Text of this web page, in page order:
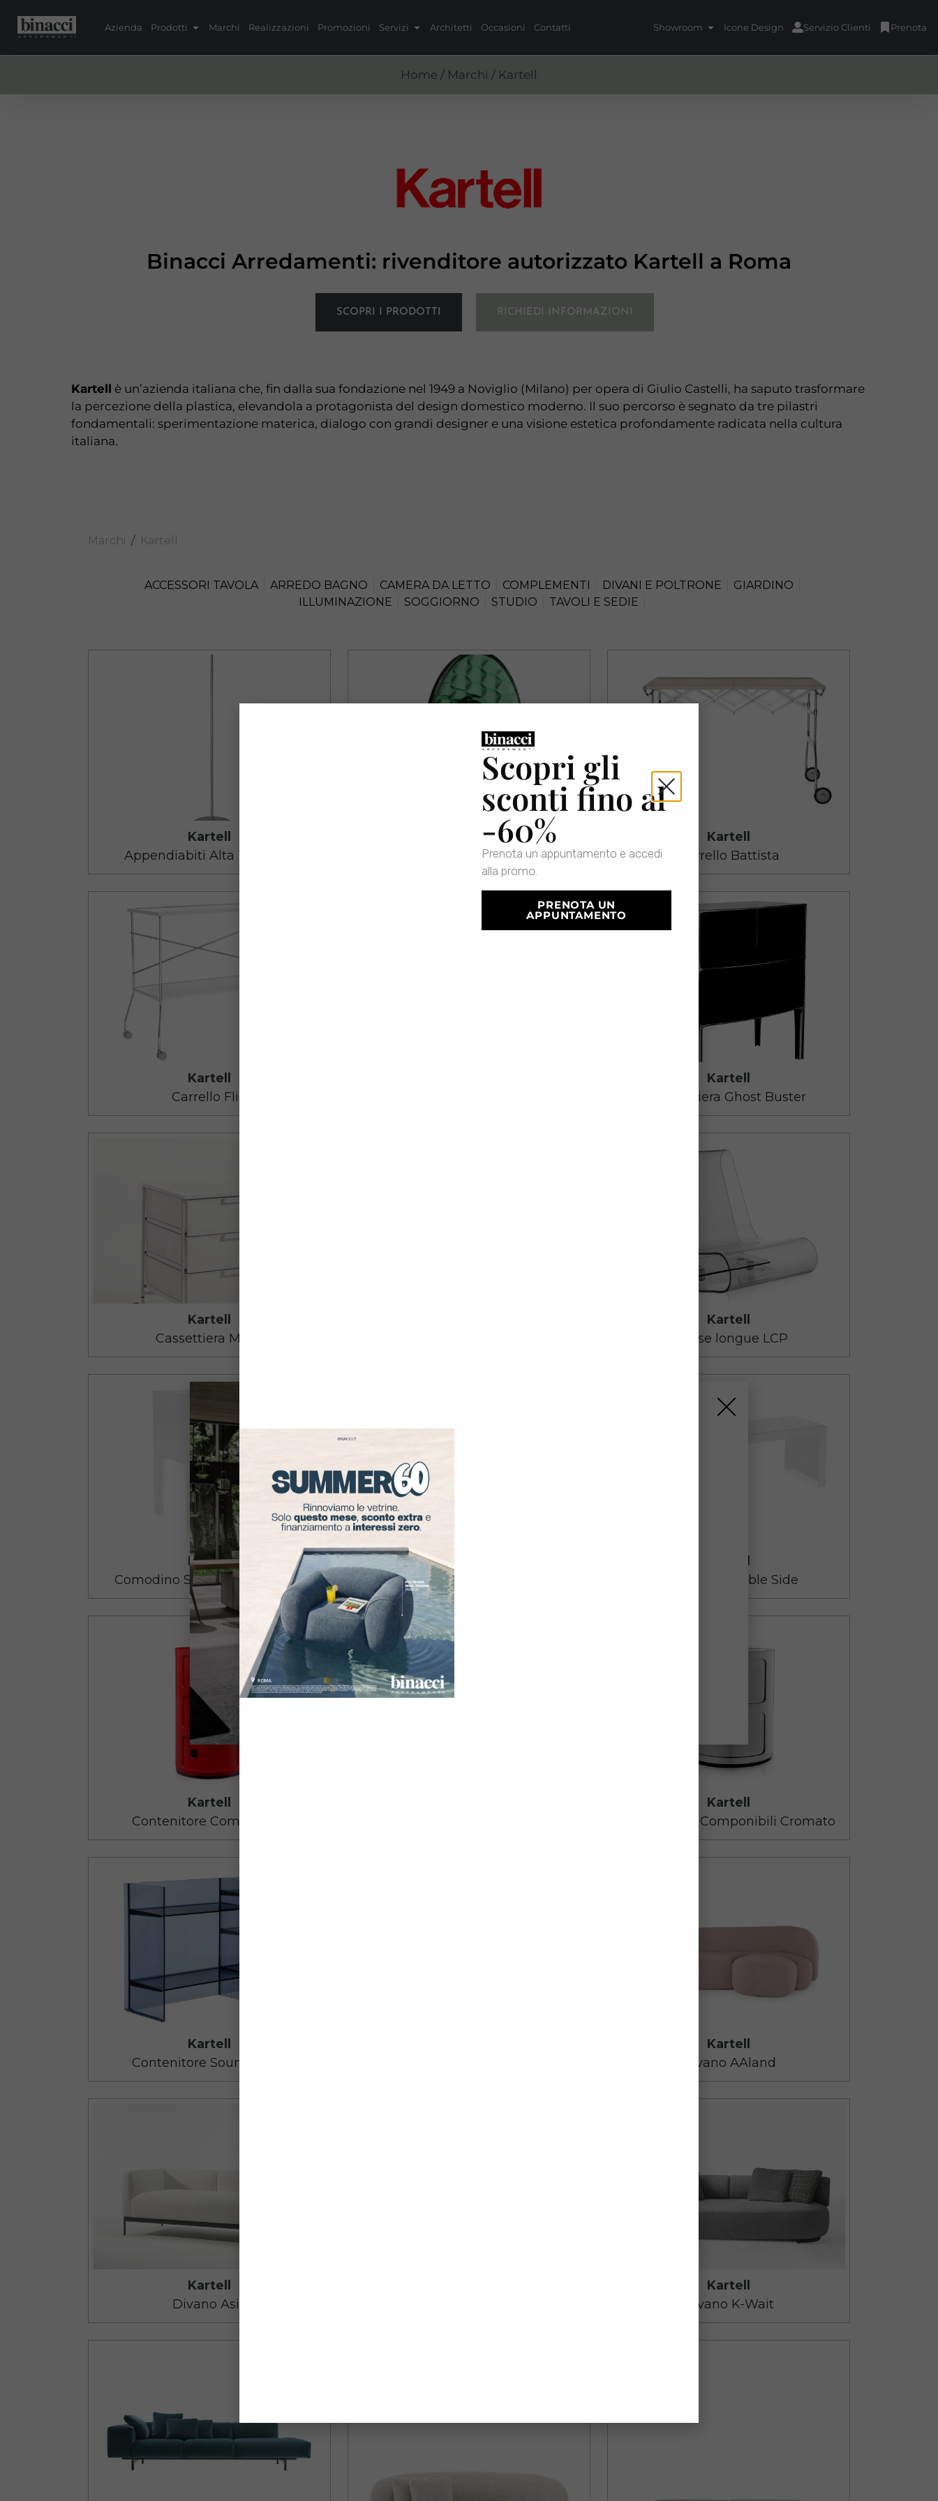
Azienda Prodotti Marchi Realizzazioni Promozioni Servizi Architetti Occasioni Contatti Showroom Icone Design Servizio Clienti Prenota
Home / Marchi / Kartell
Binacci Arredamenti: rivenditore autorizzato Kartell a Roma
SCOPRI I PRODOTTI RICHIEDI INFORMAZIONI
Kartell è un’azienda italiana che, fin dalla sua fondazione nel 1949 a Noviglio (Milano) per opera di Giulio Castelli, ha saputo trasformare
la percezione della plastica, elevandola a protagonista del design domestico moderno. Il suo percorso è segnato da tre pilastri
fondamentali: sperimentazione materica, dialogo con grandi designer e una visione estetica profondamente radicata nella cultura
italiana.
Scopri gli
sconti fino al
-60%
Prenota un appuntamento e accedi
alla promo.
PRENOTA UN
APPUNTAMENTO